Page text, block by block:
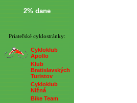
2% dane
Priateľské cyklostránky:
Cykloklub
Apollo
Klub
Bratislavských
Turistov
Cykloklub
Nižná
Bike Team